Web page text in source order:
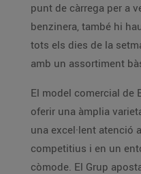
punt de càrrega per a
benzinera, també hi
tots els dies de la
amb un assortiment
El model comercial de
oferir una àmplia
una excel·lent atenció
competitius i en un
còmode. El Grup